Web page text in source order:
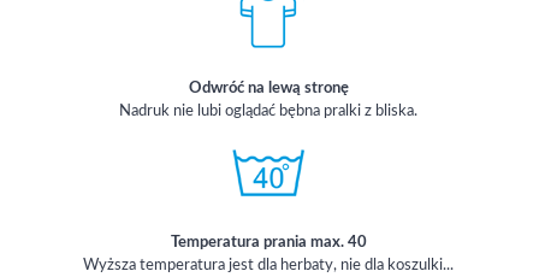
Odwróć na lewą stronę
Nadruk nie lubi oglądać bębna pralki z bliska.
Temperatura prania max. 40
Wyższa temperatura jest dla herbaty, nie dla koszulki...